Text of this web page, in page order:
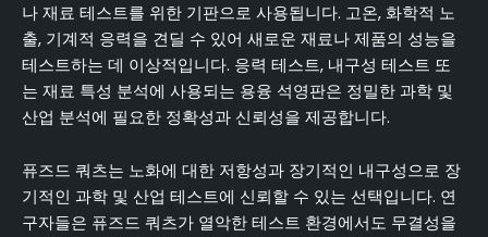
나 재료 테스트를 위한 기판으로 사용됩니다. 고온, 화학적 노
출, 기계적 응력을 견딜 수 있어 새로운 재료나 제품의 성능을
테스트하는 데 이상적입니다. 응력 테스트, 내구성 테스트 또
는 재료 특성 분석에 사용되는 용융 석영판은 정밀한 과학 및
산업 분석에 필요한 정확성과 신뢰성을 제공합니다.
퓨즈드 쿼츠는 노화에 대한 저항성과 장기적인 내구성으로 장
기적인 과학 및 산업 테스트에 신뢰할 수 있는 선택입니다. 연
구자들은 퓨즈드 쿼츠가 열악한 테스트 환경에서도 무결성을